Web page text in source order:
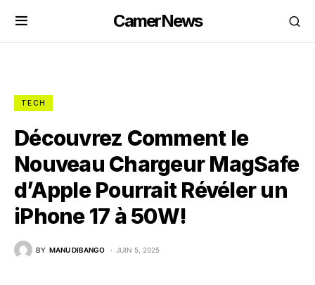
CamerNews
TECH
Découvrez Comment le
Nouveau Chargeur MagSafe
d’Apple Pourrait Révéler un
iPhone 17 à 50W!
BY MANU DIBANGO JUIN 5, 2025